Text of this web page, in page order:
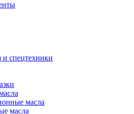
и спецтехники
масла
масла